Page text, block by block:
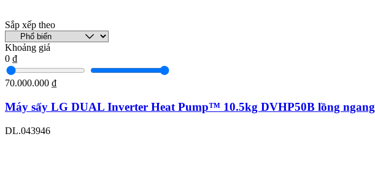
Sắp xếp theo
Khoảng giá
0 ₫
70.000.000 ₫
Máy sấy LG DUAL Inverter Heat Pump™ 10.5kg DVHP50B lồng ngang
DL.043946